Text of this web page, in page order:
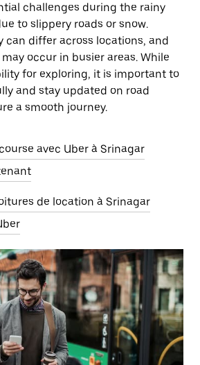
challenges during the rainy
to slippery roads or snow.
can differ across locations, and
occur in busier areas. While
for exploring, it is important to
and stay updated on road
a smooth journey.
avec Uber à Srinagar
de location à Srinagar